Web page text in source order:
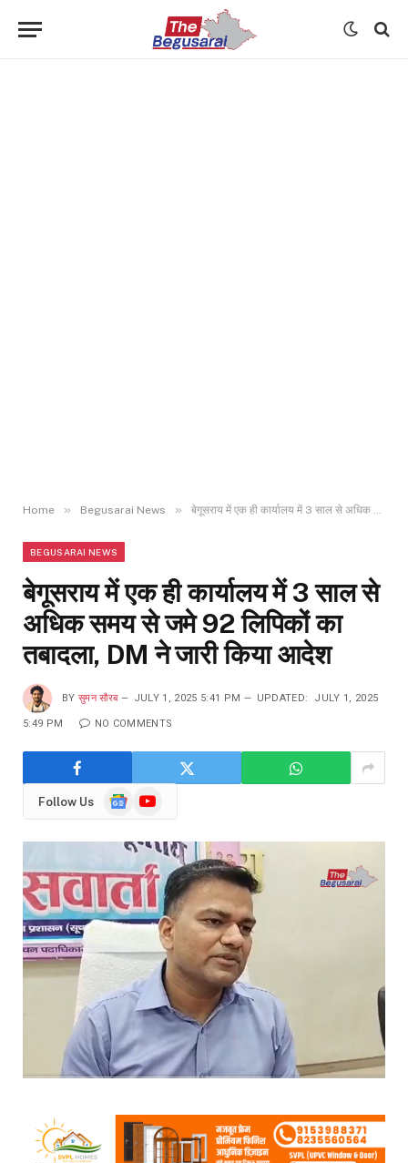
Home » Begusarai News » बेगूसराय में एक ही कार्यालय में 3 साल से अधिक समय से जमे 92 लिपिकों का तबादला, DM ने जारी किया आदेश
BEGUSARAI NEWS
बेगूसराय में एक ही कार्यालय में 3 साल से
अधिक समय से जमे 92 लिपिकों का
तबादला, DM ने जारी किया आदेश
BY सुमन सौरब JULY 1, 2025 5:41 PM UPDATED: JULY 1, 2025
5:49 PM NO COMMENTS
Follow Us
GoogleYouTube